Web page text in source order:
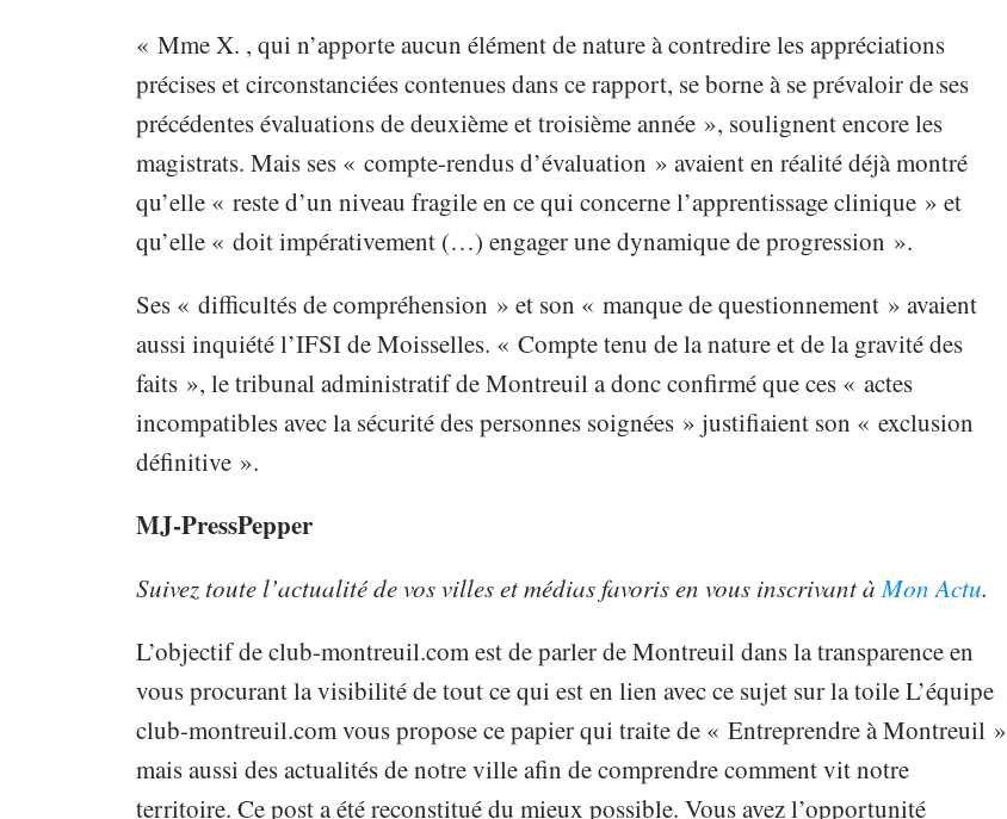
« Mme X. , qui n’apporte aucun élément de nature à contredire les appréciations
précises et circonstanciées contenues dans ce rapport, se borne à se prévaloir de ses
précédentes évaluations de deuxième et troisième année », soulignent encore les
magistrats. Mais ses « compte-rendus d’évaluation » avaient en réalité déjà montré
qu’elle « reste d’un niveau fragile en ce qui concerne l’apprentissage clinique » et
qu’elle « doit impérativement (…) engager une dynamique de progression ».
Ses « difficultés de compréhension » et son « manque de questionnement » avaient
aussi inquiété l’IFSI de Moisselles. « Compte tenu de la nature et de la gravité des
faits », le tribunal administratif de Montreuil a donc confirmé que ces « actes
incompatibles avec la sécurité des personnes soignées » justifiaient son « exclusion
définitive ».
MJ-PressPepper
Suivez toute l’actualité de vos villes et médias favoris en vous inscrivant à Mon Actu.
L’objectif de club-montreuil.com est de parler de Montreuil dans la transparence en
vous procurant la visibilité de tout ce qui est en lien avec ce sujet sur la toile L’équipe
club-montreuil.com vous propose ce papier qui traite de « Entreprendre à Montreuil »
mais aussi des actualités de notre ville afin de comprendre comment vit notre
territoire. Ce post a été reconstitué du mieux possible. Vous avez l’opportunité